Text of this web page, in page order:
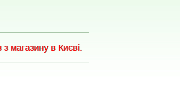
магазину в Києві.